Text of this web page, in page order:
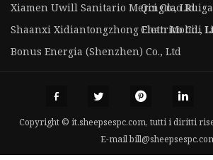
Xiamen Uwill Sanitario Merci Co., Ltd
Qingdao
Shaanxi Xidiantongzhong Elettrico Co.,
Chan Mobili
Bonus Energia (Shenzhen) Co., Ltd
Copyright © it.sheepsespc.com, tutti i diritti
E-mail